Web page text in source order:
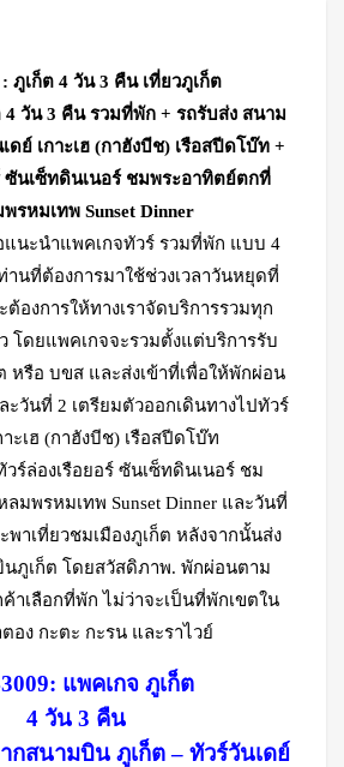
: ภูเก็ต 4 วัน 3 คืน เที่ยวภูเก็ต
4 วัน 3 คืน รวมที่พัก + รถรับส่ง สนาม
ดย์ เกาะเฮ (กาฮังบีช) เรือสปีดโบ๊ท +
ซันเซ็ทดินเนอร์ ชมพระอาทิตย์ตกที่
รหมเทพ Sunset Dinner
แนะนำแพคเกจทัวร์ รวมที่พัก แบบ 4
นที่ต้องการมาใช้ช่วงเวลาวันหยุดที่
ต้องการให้ทางเราจัดบริการรวมทุก
โดยแพคเกจจะรวมตั้งแต่บริการรับ
หรือ บขส และส่งเข้าที่เพื่อให้พักผ่อน
วันที่ 2 เตรียมตัวออกเดินทางไปทัวร์
าะเฮ (กาฮังบีช) เรือสปีดโบ๊ท
ร์ล่องเรือยอร์ ซันเซ็ทดินเนอร์ ชม
มพรหมเทพ Sunset Dinner และวันที่
าเที่ยวชมเมืองภูเก็ต หลังจากนั้นส่ง
ภูเก็ต โดยสวัสดิภาพ. พักผ่อนตาม
าเลือกที่พัก ไม่ว่าจะเป็นที่พักเขตใน
ตอง กะตะ กะรน และราไวย์
แพคเกจ ภูเก็ต
4 วัน 3 คืน
กสนามบิน ภูเก็ต – ทัวร์วันเดย์